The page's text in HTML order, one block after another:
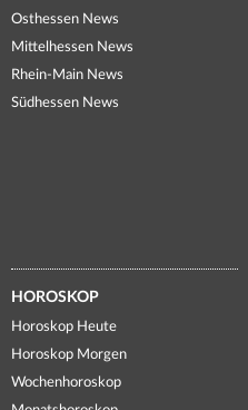
Osthessen News
Mittelhessen News
Rhein-Main News
Südhessen News
HOROSKOP
Horoskop Heute
Horoskop Morgen
Wochenhoroskop